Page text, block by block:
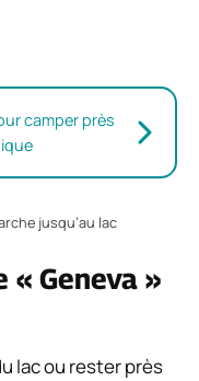
camper près
jusqu’au lac
« Geneva »
lac ou rester près